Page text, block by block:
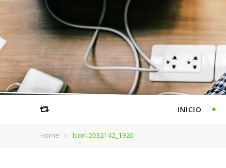
INICIO
Home Icon-2032142_1920